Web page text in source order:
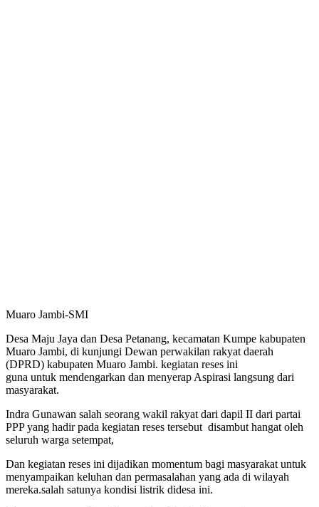
Muaro Jambi-SMI
Desa Maju Jaya dan Desa Petanang, kecamatan Kumpe kabupaten
Muaro Jambi, di kunjungi Dewan perwakilan rakyat daerah
(DPRD) kabupaten Muaro Jambi. kegiatan reses ini
guna untuk mendengarkan dan menyerap Aspirasi langsung dari
masyarakat.
Indra Gunawan salah seorang wakil rakyat dari dapil II dari partai
PPP yang hadir pada kegiatan reses tersebut disambut hangat oleh
seluruh warga setempat,
Dan kegiatan reses ini dijadikan momentum bagi masyarakat untuk
menyampaikan keluhan dan permasalahan yang ada di wilayah
mereka.salah satunya kondisi listrik didesa ini.